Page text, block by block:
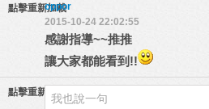
點擊重新加載
oppor
2015-10-24 22:02:55
感謝指導~~推推
讓大家都能看到!!
點擊重新加載